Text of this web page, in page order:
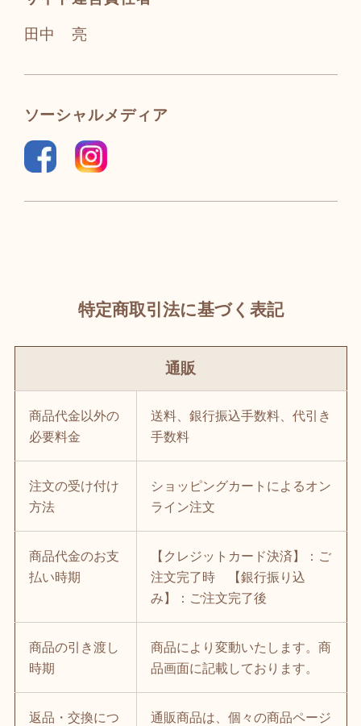
田中 亮
ソーシャルメディア
特定商取引法に基づく表記
通販
商品代金以外の
必要料金
送料、銀行振込手数料、代引き
手数料
注文の受け付け
方法
ショッピングカートによるオン
ライン注文
商品代金のお支
払い時期
【クレジットカード決済】：ご
注文完了時 【銀行振り込
み】：ご注文完了後
商品の引き渡し
時期
商品により変動いたします。商
品画面に記載しております。
返品・交換につ
通販商品は、個々の商品ページ